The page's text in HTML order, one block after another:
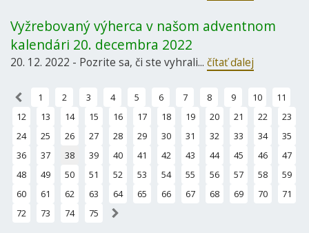
Vyžrebovaný výherca v našom adventnom
kalendári 20. decembra 2022
20. 12. 2022 - Pozrite sa, či ste vyhrali... čítať ďalej
1 2 3 4 5 6 7 8 9 10
11
12
13 14 15 16 17 18 19 20 21 22
23
24
25 26 27 28 29 30 31 32 33 34
35
36
37 38 39 40 41 42 43 44 45 46
47
48
49 50 51 52 53 54 55 56 57 58
59
60
61 62 63 64 65 66 67 68 69 70
71
72
73 74 75